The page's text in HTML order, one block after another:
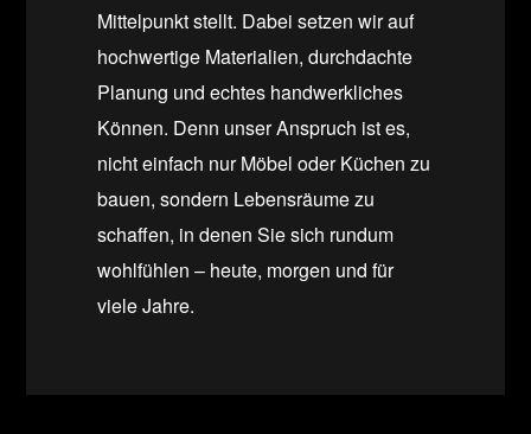
Mittelpunkt stellt. Dabei setzen wir auf
hochwertige Materialien, durchdachte
Planung und echtes handwerkliches
Können. Denn unser Anspruch ist es,
nicht einfach nur Möbel oder Küchen zu
bauen, sondern Lebensräume zu
schaffen, in denen Sie sich rundum
wohlfühlen – heute, morgen und für
viele Jahre.